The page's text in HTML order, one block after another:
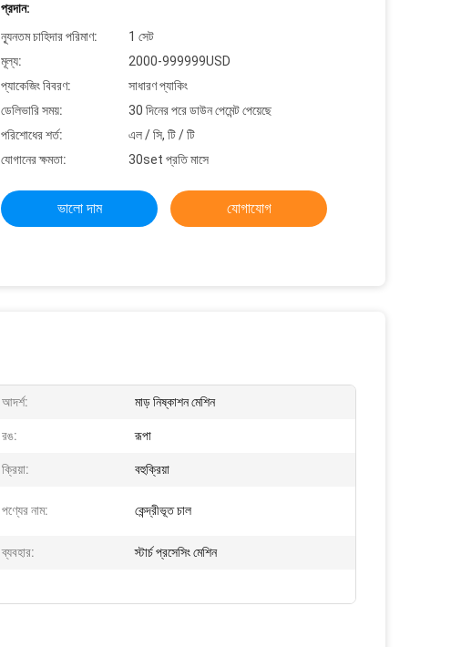
প্রদান:
ন্যূনতম চাহিদার পরিমাণ:
1 সেট
মূল্য:
2000-999999USD
প্যাকেজিং বিবরণ:
সাধারণ প্যাকিং
ডেলিভারি সময়:
30 দিনের পরে ডাউন পেমেন্ট পেয়েছে
পরিশোধের শর্ত:
এল / সি, টি / টি
যোগানের ক্ষমতা:
30set প্রতি মাসে
ভালো দাম যোগাযোগ
আদর্শ: মাড় নিষ্কাশন মেশিন
রঙ: রূপা
ক্রিয়া: বহুক্রিয়া
পণ্যের নাম: কেন্দ্রীভূত চাল
ব্যবহার: স্টার্চ প্রসেসিং মেশিন